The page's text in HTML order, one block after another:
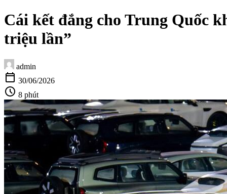
Cái kết đắng cho Trung Quốc
triệu lần”
admin
calendar_today 30/06/2026
schedule 8 phút